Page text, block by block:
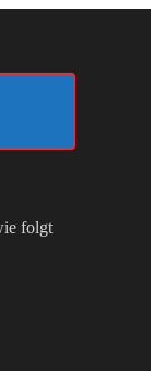
folgt